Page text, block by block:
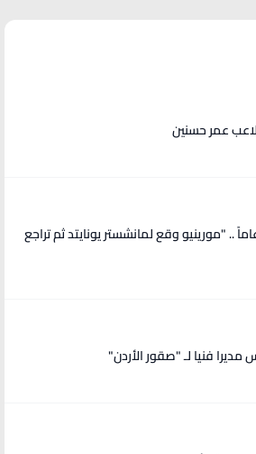
عمر حسنين
الكشف عن سر عمره 13 عاماً .. "مورينيو وقع لمانشستر يونايتد ثم تراجع
فنيا لـ "صقور الأردن"